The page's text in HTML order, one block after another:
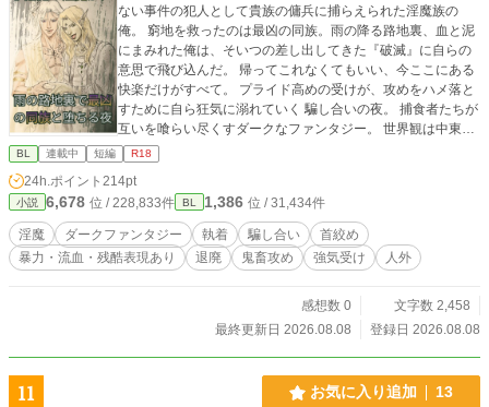
ない事件の犯人として貴族の傭兵に捕らえられた淫魔族の
俺。 窮地を救ったのは最凶の同族。雨の降る路地裏、血と泥
にまみれた俺は、そいつの差し出してきた『破滅』に自らの
意思で飛び込んだ。 帰ってこれなくてもいい、今ここにある
快楽だけがすべて。 プライド高めの受けが、攻めをハメ落と
すために自ら狂気に溺れていく 騙し合いの夜。 捕食者たちが
互いを喰らい尽くすダークなファンタジー。 世界観は中東あ
たりのイメージ。攻めがクソ、受けは悲惨ですがタフなので
悲壮感はありません。ハッピーエンドよりだと思います。 ⚫︎
タグ注意。 各話、性行為描写には【※】あり。 手書き挿絵に
は【⭐︎】あり。挿絵にも一部、性的・暴力的な描写が含まれま
すのでご注意下さい）
BL 連載中 短編 R18
24h.ポイント 214pt
小説 6,678 位 / 228,833件 BL 1,386 位 / 31,434件
淫魔 ダークファンタジー 執着 騙し合い
首絞め
暴力・流血・残酷表現あり
退廃 鬼畜攻め 強気受け 人外
感想数 0
文字数 2,458
最終更新日 2026.08.08
登録日 2026.08.08
11 お気に入り追加 13